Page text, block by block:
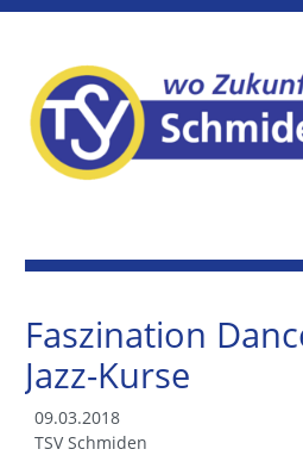
Faszination
Jazz-Kurse
09.03.2018
TSV Schmiden